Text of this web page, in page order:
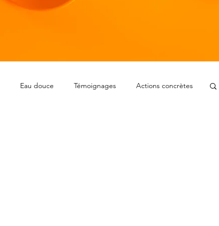
Eau douce Témoignages Actions concrètes